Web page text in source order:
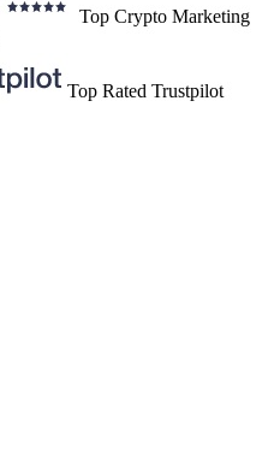
Top Crypto Marketing
Top Rated Trustpilot